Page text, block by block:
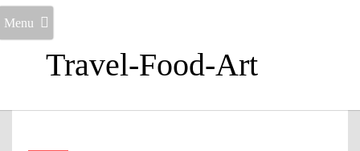
Travel-Food-Art
Menu